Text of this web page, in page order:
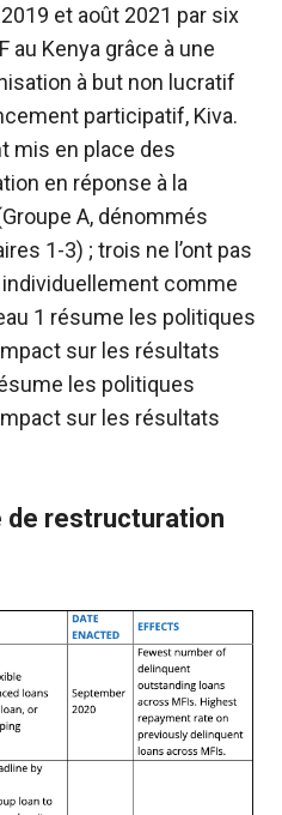
et août 2021 par six
au Kenya grâce à une
à but non lucratif
participatif, Kiva.
mis en place des
en réponse à la
A, dénommés
1-3) ; trois ne l’ont pas
comme
1 résume les politiques
sur les résultats
les politiques
sur les résultats
de restructuration